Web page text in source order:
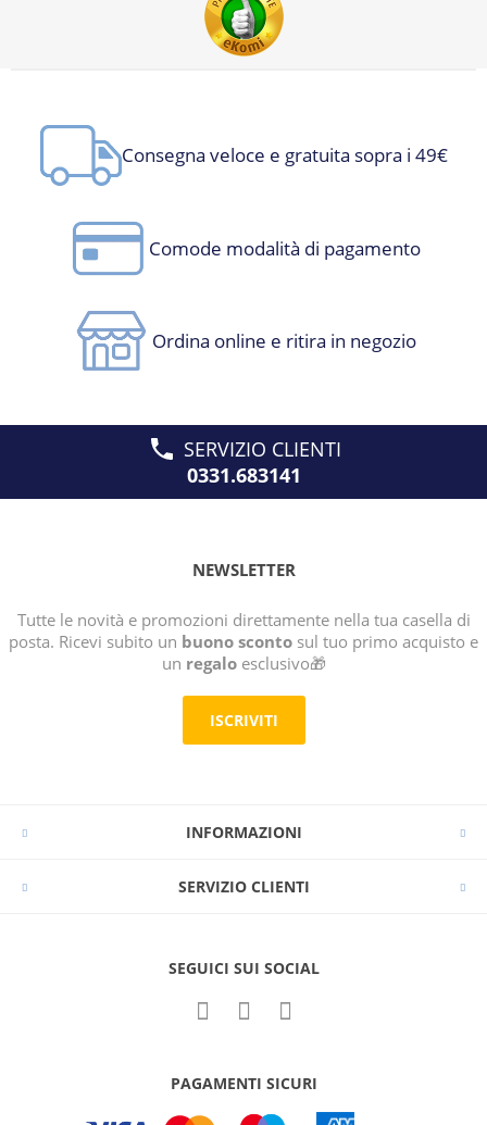
Consegna veloce e gratuita sopra i 49€
Comode modalità di pagamento
Ordina online e ritira in negozio
SERVIZIO CLIENTI
0331.683141
NEWSLETTER
Tutte le novità e promozioni direttamente nella tua casella di
posta. Ricevi subito un buono sconto sul tuo primo acquisto e
un regaloesclusivo🎁
ISCRIVITI
INFORMAZIONI
SERVIZIO CLIENTI
SEGUICI SUI SOCIAL
PAGAMENTI SICURI